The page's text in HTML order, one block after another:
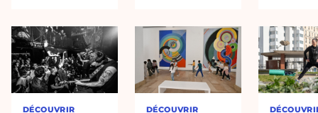
DÉCOUVRIR DÉCOUVRIR